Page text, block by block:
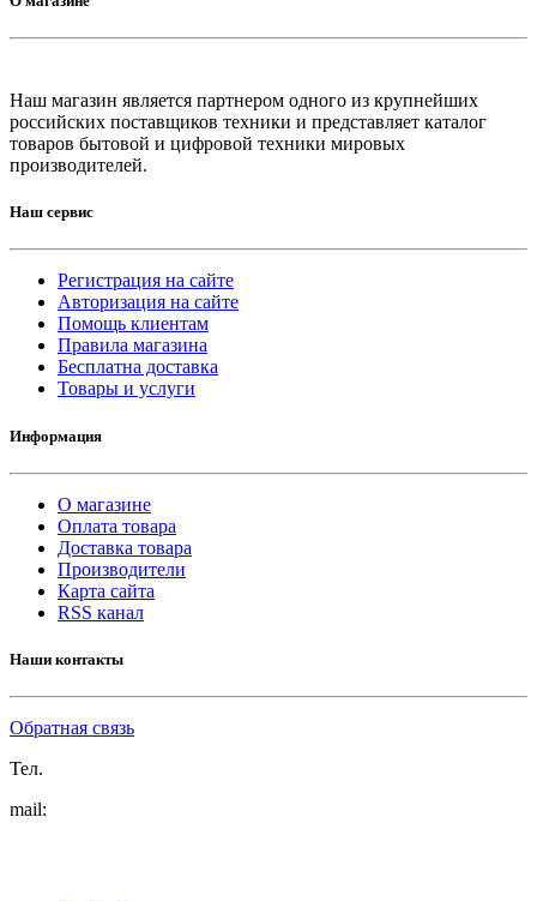
Наш магазин является партнером одного из крупнейших
российских поставщиков техники и представляет каталог
товаров бытовой и цифровой техники мировых
производителей.
Наш сервис
Регистрация на сайте
Авторизация на сайте
Помощь клиентам
Правила магазина
Бесплатна доставка
Товары и услуги
Информация
О магазине
Оплата товара
Доставка товара
Производители
Карта сайта
RSS канал
Наши контакты
Обратная связь
Тел.
mail: